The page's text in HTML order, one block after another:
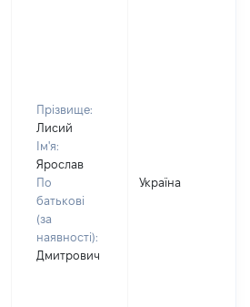
Прізвище:
Лисий
Ім'я:
Ярослав
По
батькові
(за
наявності):
Дмитрович
Україна